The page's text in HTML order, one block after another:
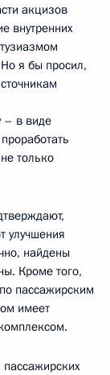
акцизов
внутренних
я бы просил,
– в виде
только
улучшения
найдены
Кроме того,
пассажирским
имеет